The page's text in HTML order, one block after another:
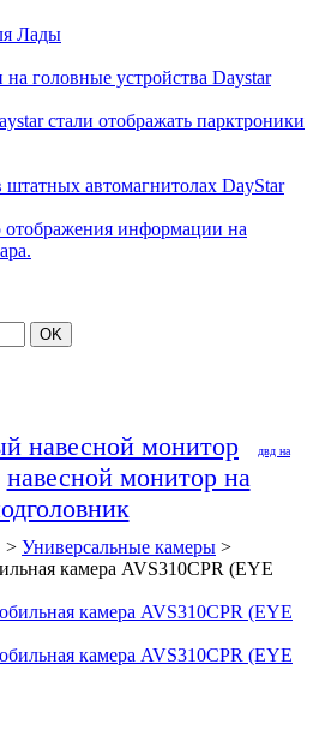
Лады
головные устройства Daystar
стали отображать парктроники
штатных автомагнитолах DayStar
отображения информации на
навесной монитор двд на
навесной монитор на
> Универсальные камеры >
камера AVS310CPR (EYE